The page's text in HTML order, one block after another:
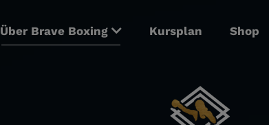
Über Brave Boxing Kursplan Shop